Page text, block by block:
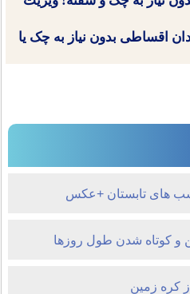
اقساطی بدون نیاز به چک یا
های تابستان +عکس
كوتاه شدن طول روزها
کره زمین